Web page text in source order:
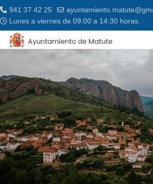
941 37 42 25
Lunes a viernes de 09:00 a 14:30 horas.